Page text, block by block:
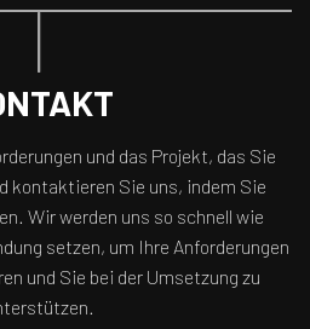
und das Projekt, das Sie
kontaktieren Sie uns, indem Sie
Wir werden uns so schnell wie
setzen, um Ihre Anforderungen
und Sie bei der Umsetzung zu